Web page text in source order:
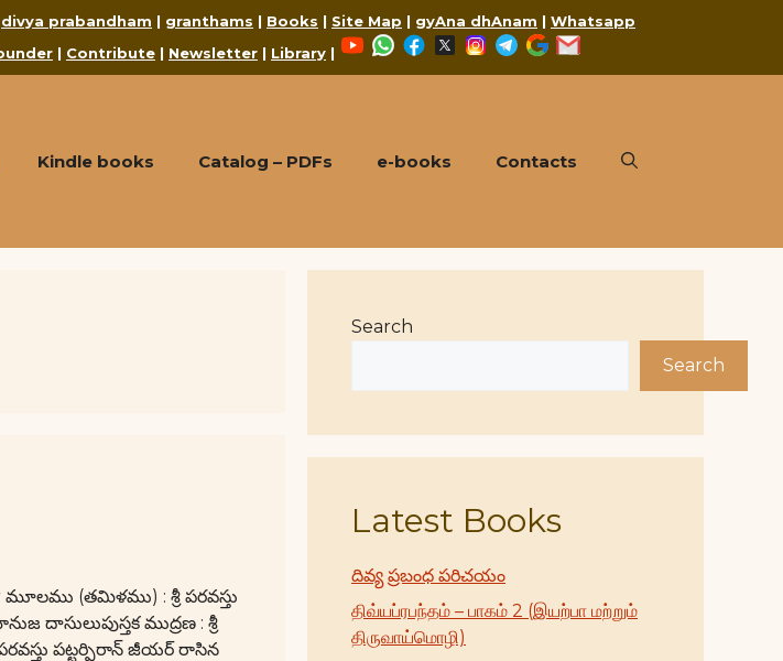
divya prabandham | granthams | Books | Site Map | gyAna dhAnam | Whatsapp
| Contribute | Newsletter | Library |
YouTubeWhatsApp
Facebook
X Instagram
Telegram
Google
Kindle books Catalog – PDFs e-books Contacts
(తమిళము) : శ్రీ పరవస్తు
దాసులుపుస్తక ముద్రణ : శ్రీ
పట్టర్పిరాన్ జీయర్ రాసిన
Search
Search
Latest Books
దివ్య ప్రబంధ పరిచయం
திவ்யப்ரபந்தம் – பாகம் 2 (இயற்பா மற்றும்
திருவாய்மொழி)